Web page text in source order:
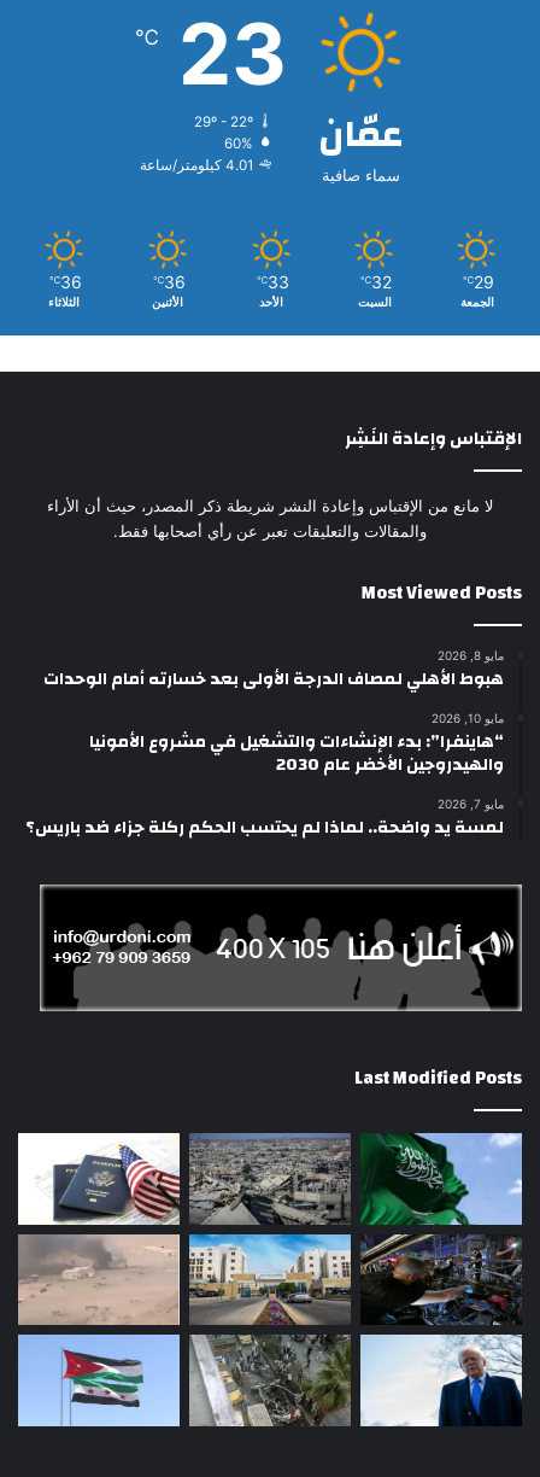
عمّان
سماء صافية
23
℃
29º - 22º
60%
4.01 كيلومتر/ساعة
29
℃
الجمعة
32
℃
السبت
33
℃
الأحد
36
℃
الأثنين
36
℃
الثلاثاء
الإقتباس وإعادة النَشِر
لا مانع من الإقتباس وإعادة النشر شريطة ذكر المصدر، حيث أن الأراء
والمقالات والتعليقات تعبر عن رأي أصحابها فقط.
Most Viewed Posts
مايو 8, 2026
هبوط الأهلي لمصاف الدرجة الأولى بعد خسارته أمام الوحدات
مايو 10, 2026
“هاينفرا”: بدء الإنشاءات والتشغيل في مشروع الأمونيا
والهيدروجين الأخضر عام 2030
مايو 7, 2026
لمسة يد واضحة.. لماذا لم يحتسب الحكم ركلة جزاء ضد باريس؟
Last Modified Posts